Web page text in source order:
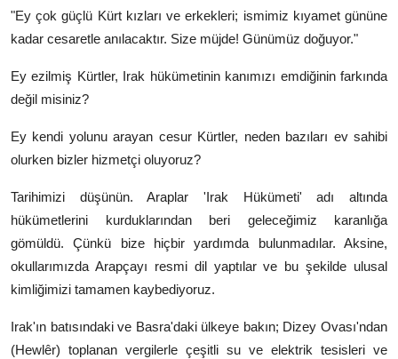
"Ey çok güçlü Kürt kızları ve erkekleri; ismimiz kıyamet gününe
kadar cesaretle anılacaktır. Size müjde! Günümüz doğuyor."
Ey ezilmiş Kürtler, Irak hükümetinin kanımızı emdiğinin farkında
değil misiniz?
Ey kendi yolunu arayan cesur Kürtler, neden bazıları ev sahibi
olurken bizler hizmetçi oluyoruz?
Tarihimizi düşünün. Araplar 'Irak Hükümeti' adı altında
hükümetlerini kurduklarından beri geleceğimiz karanlığa
gömüldü. Çünkü bize hiçbir yardımda bulunmadılar. Aksine,
okullarımızda Arapçayı resmi dil yaptılar ve bu şekilde ulusal
kimliğimizi tamamen kaybediyoruz.
Irak'ın batısındaki ve Basra'daki ülkeye bakın; Dizey Ovası'ndan
(Hewlêr) toplanan vergilerle çeşitli su ve elektrik tesisleri ve